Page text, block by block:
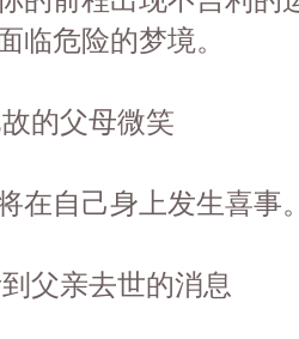
临危险的梦境。
的父母微笑
自己身上发生喜事
亲去世的消息